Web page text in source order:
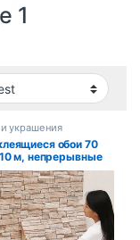
1
украшения
обои 70
м, непрерывные
на кирпичную
спальня,
домашний